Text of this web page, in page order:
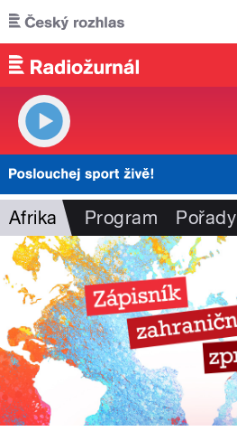
Přejít k hlavnímu obsahu
Afrika Program Pořady